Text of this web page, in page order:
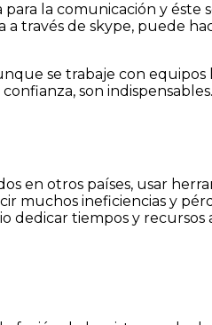
la comunicación y éste
a través de skype, puede
se trabaje con equipos
son indispensables.
en otros países, usar
muchos ineficiencias y
dedicar tiempos y recursos